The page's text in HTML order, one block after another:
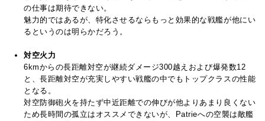
の仕事は期待できない。
魅力的ではあるが、特化させるならもっと効果的な戦艦が他にい
るというのは明らかだろう。
対空火力
6kmからの長距離対空が継続ダメージ300越えおよび爆発数12
と、長距離対空が充実しやすい戦艦の中でもトップクラスの性能
となる。
対空防御砲火を持たず中近距離での伸びが他よりあまり良くない
ため長時間の孤立はオススメできないが、Patrieへの空襲は敵艦